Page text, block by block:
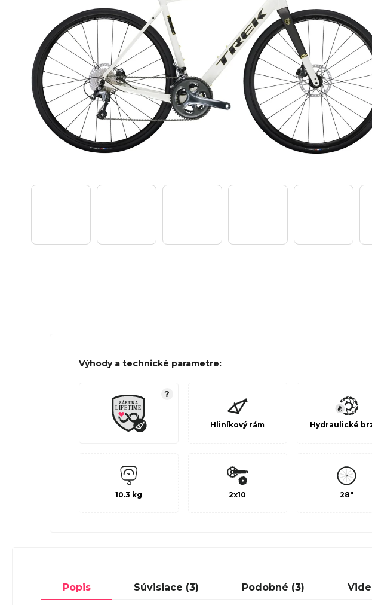
Výhody a technické parametre:
?
Hliníkový rám Hydraulické
10.3 kg 2x10 28"
Popis Súvisiace (3) Podobné (3)
TREK PROCALIBER 8 FURY RED
€1 449
TREK MARLIN 6
2026
€979